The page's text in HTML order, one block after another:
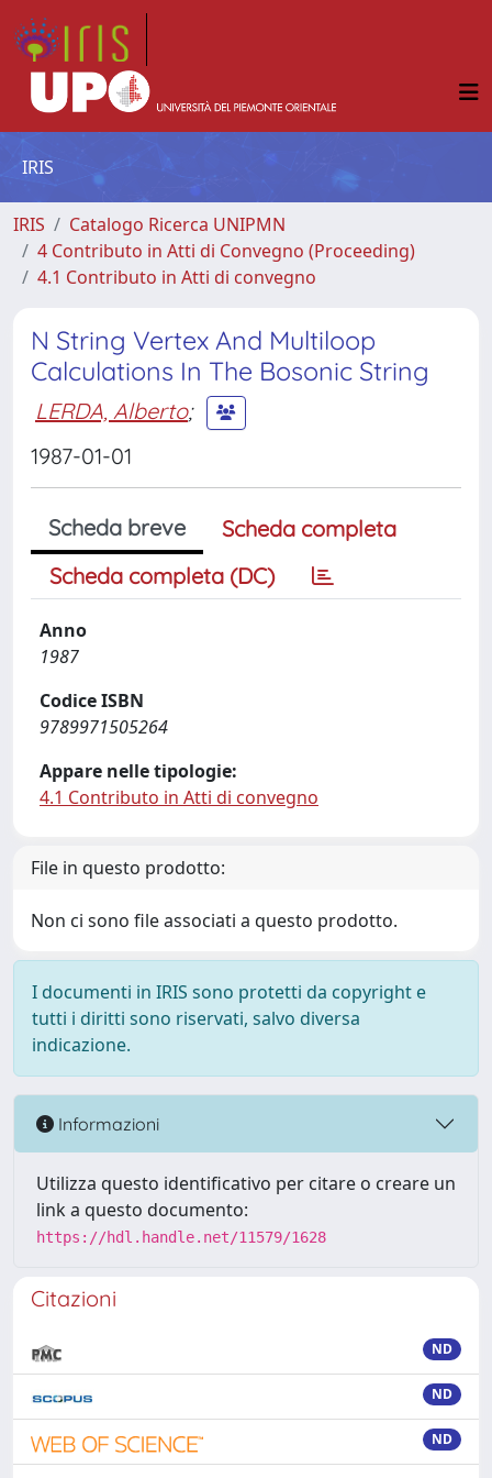
IRIS
IRIS
Catalogo Ricerca UNIPMN
4 Contributo in Atti di Convegno (Proceeding)
4.1 Contributo in Atti di convegno
N String Vertex And Multiloop
Calculations In The Bosonic String
LERDA, Alberto;
1987-01-01
Scheda breve
Scheda completa
Scheda completa (DC)
Anno
1987
Codice ISBN
9789971505264
Appare nelle tipologie:
4.1 Contributo in Atti di convegno
File in questo prodotto:
Non ci sono file associati a questo prodotto.
I documenti in IRIS sono protetti da copyright e
tutti i diritti sono riservati, salvo diversa
indicazione.
Informazioni
Utilizza questo identificativo per citare o creare un
link a questo documento:
https://hdl.handle.net/11579/1628
Citazioni
ND
ND
ND